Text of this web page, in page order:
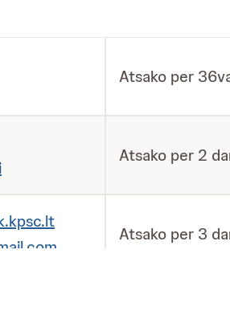
Atsako per
Atsako per 2
Atsako per 3